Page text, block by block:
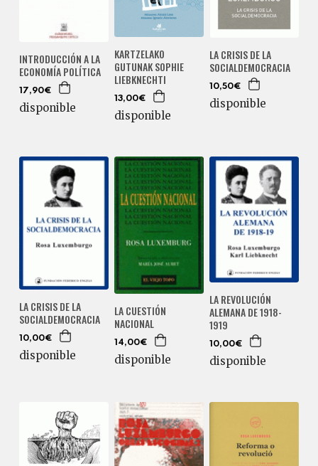
INTRODUCCIÓN A LA
ECONOMÍA POLÍTICA
17,90€
disponible
KARTZELAKO
GUTUNAK SOPHIE
LIEBKNECHTI
13,00€
disponible
LA CRISIS DE LA
SOCIALDEMOCRACIA
10,50€
disponible
LA CRISIS DE LA
SOCIALDEMOCRACIA
10,00€
disponible
LA CUESTIÓN
NACIONAL
14,00€
disponible
LA REVOLUCIÓN
ALEMANA DE 1918-
1919
10,00€
disponible